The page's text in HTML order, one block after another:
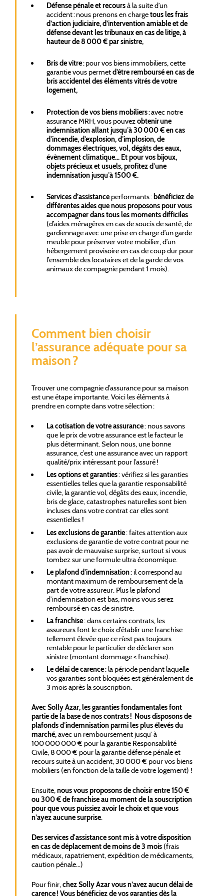
Défense pénale et recoursà la suite d’un
accident : nous prenons en chargetous les frais
d’action judiciaire, d’intervention amiable et de
défense devant les tribunaux en cas de litige, à
hauteur de 8 000 € par sinistre,
Bris de vitre: pour vos biens immobiliers, cette
garantie vous permetd’être remboursé en cas de
bris accidentel des éléments vitrés de votre
logement,
Protection de vos biens mobiliers: avec notre
assurance MRH, vous pouvezobtenir une
indemnisation allant jusqu’à 30 000 € en cas
d’incendie, d’explosion, d’implosion, de
dommages électriques, vol, dégâts des eaux,
évènement climatique… Et pour vos bijoux,
objets précieux et usuels, profitez d’une
indemnisation jusqu’à 1500 €.
Services d’assistanceperformants : bénéficiez de
différentes aides que nous proposons pour vous
accompagner dans tous les moments difficiles
(d’aides ménagères en cas de soucis de santé, de
gardiennage avec une prise en charge d’un garde
meuble pour préserver votre mobilier, d’un
hébergement provisoire en cas de coup dur pour
l’ensemble des locataires et de la garde de vos
animaux de compagnie pendant 1 mois).
Comment bien choisir
l’assurance adéquate pour sa
maison ?
Trouver une compagnie d’assurance pour sa maison
est une étape importante. Voici les éléments à
prendre en compte dans votre sélection :
La cotisation de votre assurance: nous savons
que le prix de votre assurance est le facteur le
plus déterminant. Selon nous, une bonne
assurance, c’est une assurance avec un rapport
qualité/prix intéressant pour l’assuré !
Les options et garanties: vérifiez si les garanties
essentielles telles que la garantie responsabilité
civile, la garantie vol, dégâts des eaux, incendie,
bris de glace, catastrophes naturelles sont bien
incluses dans votre contrat car elles sont
essentielles !
Les exclusions de garantie: faites attention aux
exclusions de garantie de votre contrat pour ne
pas avoir de mauvaise surprise, surtout si vous
tombez sur une formule ultra économique.
Le plafond d’indemnisation: il correspond au
montant maximum de remboursement de la
part de votre assureur. Plus le plafond
d’indemnisation est bas, moins vous serez
remboursé en cas de sinistre.
La franchise: dans certains contrats, les
assureurs font le choix d’établir une franchise
tellement élevée que ce n’est pas toujours
rentable pour le particulier de déclarer son
sinistre (montant dommage < franchise).
Le délai de carence: la période pendant laquelle
vos garanties sont bloquées est généralement de
3 mois après la souscription.
Avec Solly Azar, les garanties fondamentales font
partie de la base de nos contrats ! Nous disposons de
plafonds d’indemnisation parmi les plus élevés du
marché,avec un remboursement jusqu’ à
100 000 000 € pour la garantie Responsabilité
Civile, 8 000 € pour la garantie défense pénale et
recours suite à un accident, 30 000 € pour vos biens
mobiliers (en fonction de la taille de votre logement) !
Ensuite,nous vous proposons de choisir entre 150 €
ou 300 € de franchise au moment de la souscription
pour que vous puissiez avoir le choix et que vous
n’ayez aucune surprise.
Des services d'assistance sont mis à votre disposition
en cas de déplacement de moins de 3 mois (frais
médicaux, rapatriement, expédition de médicaments,
caution pénale...)
Pour finir,chez Solly Azar vous n’avez aucun délai de
carence ! Vous bénéficiez de vos garanties dès la